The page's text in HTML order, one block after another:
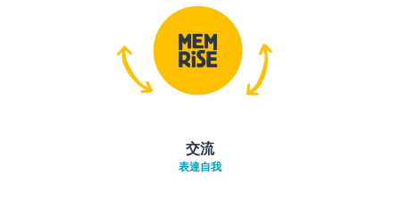
交流
表達自我